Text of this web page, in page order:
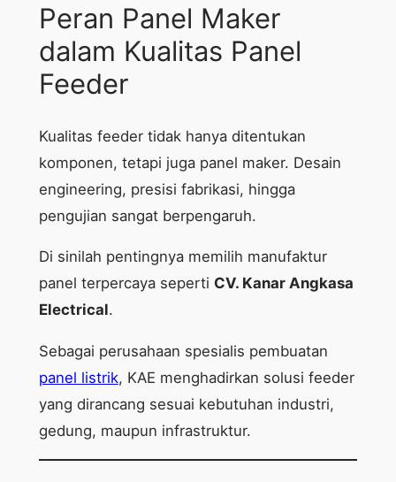
Peran Panel Maker
dalam Kualitas Panel
Feeder
Kualitas feeder tidak hanya ditentukan
komponen, tetapi juga panel maker. Desain
engineering, presisi fabrikasi, hingga
pengujian sangat berpengaruh.
Di sinilah pentingnya memilih manufaktur
panel terpercaya seperti CV. Kanar Angkasa
Electrical.
Sebagai perusahaan spesialis pembuatan
panel listrik, KAE menghadirkan solusi feeder
yang dirancang sesuai kebutuhan industri,
gedung, maupun infrastruktur.